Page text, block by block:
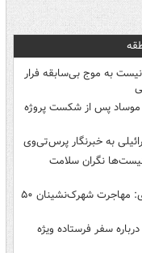
به موج بی‌سابقه فرار
موساد پس از شکست پروژه
به خبرنگار پرس‌تی‌وی
نگران سلامت
اعتراف رسانه عبری: مهاجرت شهرک‌نشینان ۵۰
سفر فرستاده ویژه